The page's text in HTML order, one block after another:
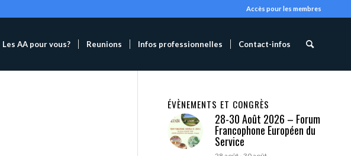
Accès pour les membres
Les AA pour vous? Reunions Infos professionnelles Contact-infos
ÉVÈNEMENTS ET CONGRÈS
28-30 Août 2026 – Forum
Francophone Européen du
Service